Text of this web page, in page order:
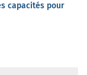
capacités pour